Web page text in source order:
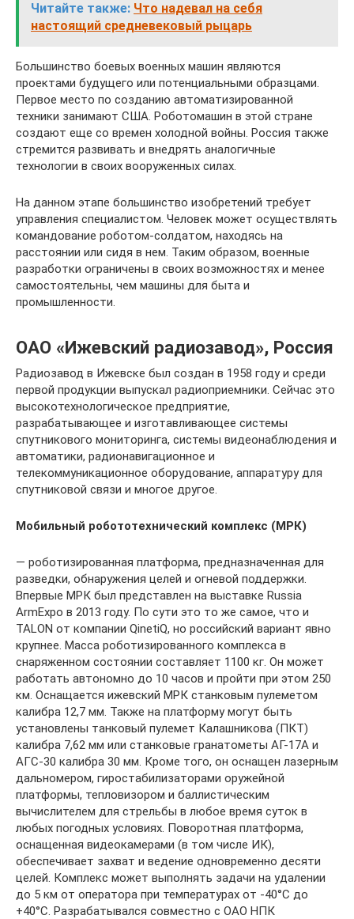
Читайте также: Что надевал на себя
настоящий средневековый рыцарь
Большинство боевых военных машин являются
проектами будущего или потенциальными образцами.
Первое место по созданию автоматизированной
техники занимают США. Роботомашин в этой стране
создают еще со времен холодной войны. Россия также
стремится развивать и внедрять аналогичные
технологии в своих вооруженных силах.
На данном этапе большинство изобретений требует
управления специалистом. Человек может осуществлять
командование роботом-солдатом, находясь на
расстоянии или сидя в нем. Таким образом, военные
разработки ограничены в своих возможностях и менее
самостоятельны, чем машины для быта и
промышленности.
ОАО «Ижевский радиозавод», Россия
Радиозавод в Ижевске был создан в 1958 году и среди
первой продукции выпускал радиоприемники. Сейчас это
высокотехнологическое предприятие,
разрабатывающее и изготавливающее системы
спутникового мониторинга, системы видеонаблюдения и
автоматики, радионавигационное и
телекоммуникационное оборудование, аппаратуру для
спутниковой связи и многое другое.
Мобильный робототехнический комплекс (МРК)
— роботизированная платформа, предназначенная для
разведки, обнаружения целей и огневой поддержки.
Впервые МРК был представлен на выставке Russia
ArmExpo в 2013 году. По сути это то же самое, что и
TALON от компании QinetiQ, но российский вариант явно
крупнее. Масса роботизированного комплекса в
снаряженном состоянии составляет 1100 кг. Он может
работать автономно до 10 часов и пройти при этом 250
км. Оснащается ижевский МРК станковым пулеметом
калибра 12,7 мм. Также на платформу могут быть
установлены танковый пулемет Калашникова (ПКТ)
калибра 7,62 мм или станковые гранатометы АГ-17А и
АГС-30 калибра 30 мм. Кроме того, он оснащен лазерным
дальномером, гиростабилизаторами оружейной
платформы, тепловизором и баллистическим
вычислителем для стрельбы в любое время суток в
любых погодных условиях. Поворотная платформа,
оснащенная видеокамерами (в том числе ИК),
обеспечивает захват и ведение одновременно десяти
целей. Комплекс может выполнять задачи на удалении
до 5 км от оператора при температурах от -40°С до
+40°С. Разрабатывался совместно с ОАО НПК